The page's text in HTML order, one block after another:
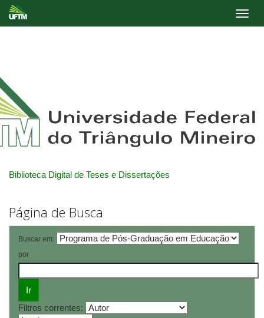
Biblioteca Digital de Teses e Dissertações
Página de Busca
Buscar em:
por
Filtros correntes: